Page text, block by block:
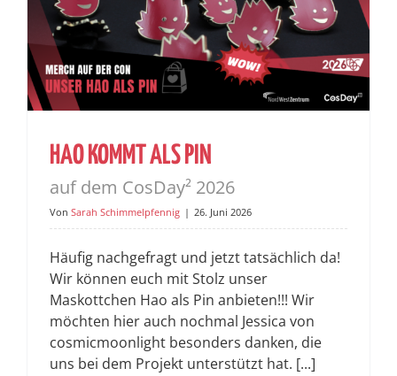
HAO KOMMT ALS PIN
auf dem CosDay² 2026
Von Sarah Schimmelpfennig | 26. Juni 2026
Häufig nachgefragt und jetzt tatsächlich da!
Wir können euch mit Stolz unser
Maskottchen Hao als Pin anbieten!!! Wir
möchten hier auch nochmal Jessica von
cosmicmoonlight besonders danken, die
uns bei dem Projekt unterstützt hat. [...]